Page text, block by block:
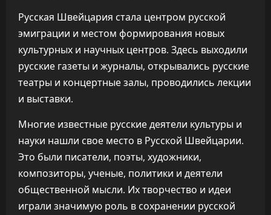
Русская Швейцария стала центром русской
эмиграции и местом формирования новых
культурных и научных центров. Здесь выходили
русские газеты и журналы, открывались русские
театры и концертные залы, проводились лекции
и выставки.
Многие известные русские деятели культуры и
науки нашли свое место в Русской Швейцарии.
Это были писатели, поэты, художники,
композиторы, ученые, политики и деятели
общественной мысли. Их творчество и идеи
играли значимую роль в сохранении русской